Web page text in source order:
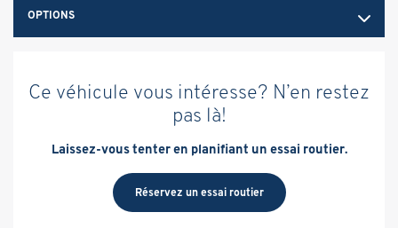
OPTIONS
Ce véhicule vous intéresse? N’en restez
pas là!
Laissez-vous tenter en planifiant un essai routier.
Réservez un essai routier